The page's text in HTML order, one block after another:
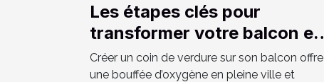
Les étapes clés pour
transformer votre balcon en
un espace vert luxuriant
Créer un coin de verdure sur son balcon offre
une bouffée d’oxygène en pleine ville et